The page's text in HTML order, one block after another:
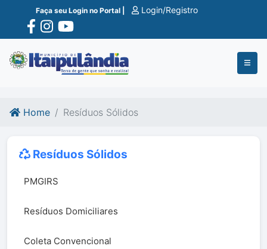
Ir para o conte�do
Ir para o fim do conte�do
Faça seu Login no Portal | Login/Registro
Home Resíduos Sólidos
Resíduos Sólidos
PMGIRS
Resíduos Domiciliares
Coleta Convencional